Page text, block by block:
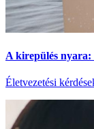
A kirepülés
Életvezetési